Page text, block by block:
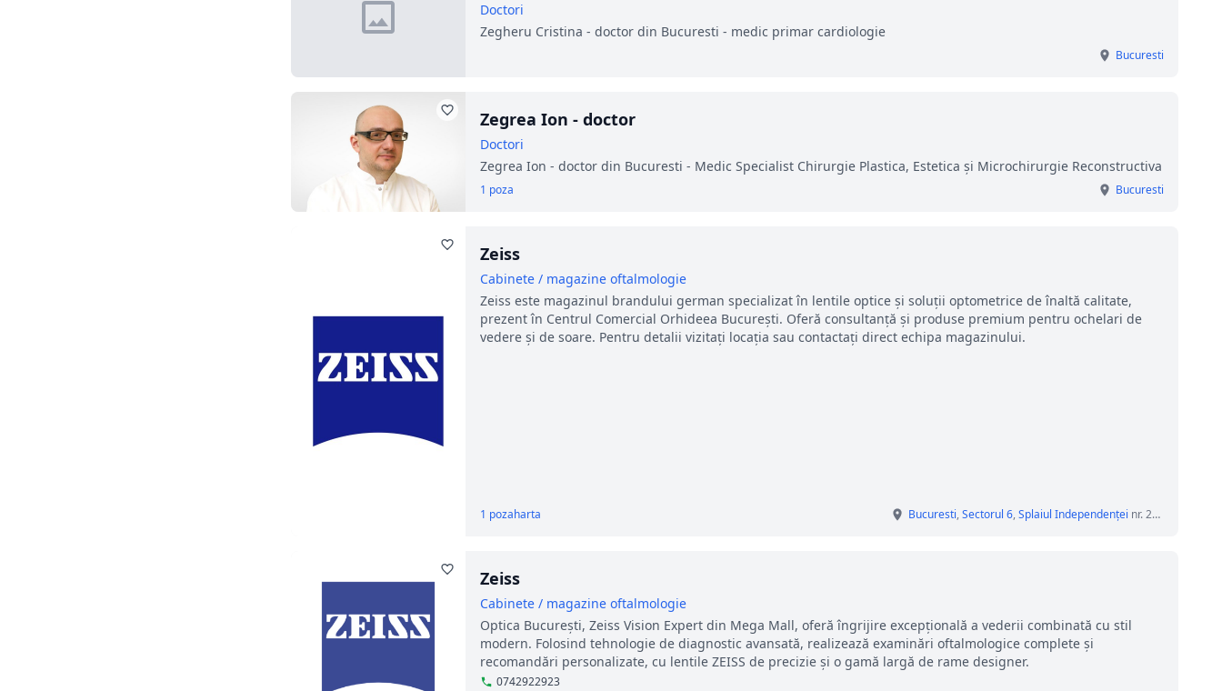
Doctori
Zegheru Cristina - doctor din Bucuresti - medic primar cardiologie
Bucuresti
Zegrea Ion - doctor
Doctori
Zegrea Ion - doctor din Bucuresti - Medic Specialist Chirurgie Plastica, Estetica şi Microchirurgie Reconstructiva
1 poza Bucuresti
Zeiss
Cabinete / magazine oftalmologie
Zeiss este magazinul brandului german specializat în lentile optice și soluții optometrice de înaltă calitate,
prezent în Centrul Comercial Orhideea București. Oferă consultanță și produse premium pentru ochelari de
vedere și de soare. Pentru detalii vizitați locația sau contactați direct echipa magazinului.
1 pozaharta Bucuresti,Sectorul 6,Splaiul Independenţei nr. 210-210 B, Centrul Comercial Orhideea, Parter
Zeiss
Cabinete / magazine oftalmologie
Optica București, Zeiss Vision Expert din Mega Mall, oferă îngrijire excepțională a vederii combinată cu stil
modern. Folosind tehnologie de diagnostic avansată, realizează examinări oftalmologice complete și
recomandări personalizate, cu lentile ZEISS de precizie și o gamă largă de rame designer.
0742922923